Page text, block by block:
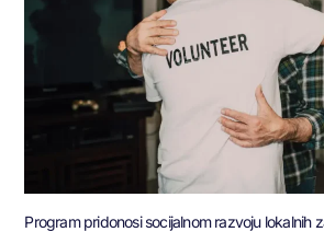
Program pridonosi socijalnom razvoju lokalnih